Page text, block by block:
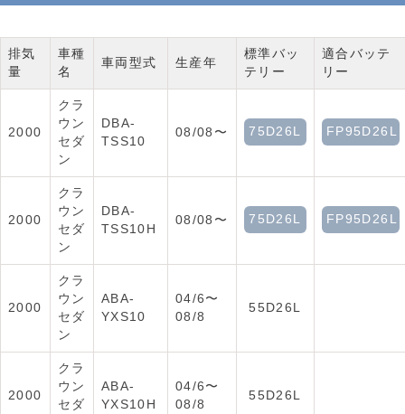
排気
量
車種
名
車両型式 生産年
標準バッ
テリー
適合バッテ
リー
2000
クラ
ウン
セダ
ン
DBA-
TSS10
08/08〜 75D26L FP95D26L
2000
クラ
ウン
セダ
ン
DBA-
TSS10H
08/08〜 75D26L FP95D26L
2000
クラ
ウン
セダ
ン
ABA-
YXS10
04/6〜
08/8
55D26L
2000
クラ
ウン
セダ
ABA-
YXS10H
04/6〜
08/8
55D26L